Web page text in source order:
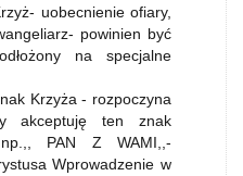
uobecnienie ofiary,
powinien być
na specjalne
Krzyża - rozpoczyna
akceptuję ten znak
PAN Z WAMI,,-
Wprowadzenie w